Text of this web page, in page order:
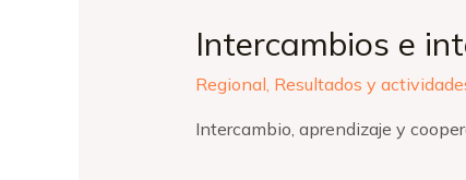
Intercambios e
Regional, Resultados y
Intercambio, aprendizaje y